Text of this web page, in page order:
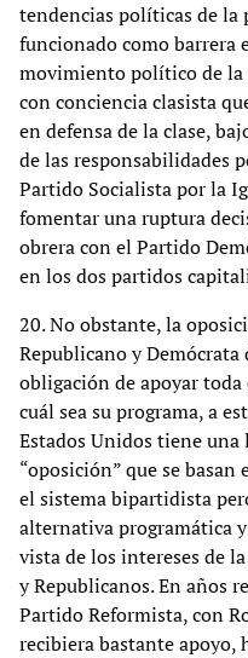
tendencias políticas de la
funcionado como barrera
movimiento político de la
con conciencia clasista
en defensa de la clase,
de las responsabilidades
Partido Socialista por la
fomentar una ruptura
obrera con el Partido
en los dos partidos
20. No obstante, la
Republicano y
obligación de apoyar
cuál sea su programa, a
Estados Unidos tiene
“oposición” que se
el sistema bipartidista
alternativa programática
vista de los intereses de
y Republicanos. En años
Partido Reformista, con
recibiera bastante apoyo,